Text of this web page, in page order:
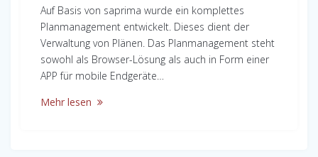
Auf Basis von saprima wurde ein komplettes
Planmanagement entwickelt. Dieses dient der
Verwaltung von Plänen. Das Planmanagement steht
sowohl als Browser-Lösung als auch in Form einer
APP für mobile Endgeräte…
Mehr lesen